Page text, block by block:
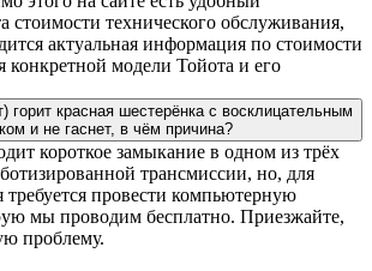
стоимости технического обслуживания,
актуальная информация по стоимости
конкретной модели Тойота и его
горит красная шестерёнка с восклицательным
и не гаснет, в чём причина?
короткое замыкание в одном из трёх
трансмиссии, но, для
требуется провести компьютерную
мы проводим бесплатно. Приезжайте,
проблему.